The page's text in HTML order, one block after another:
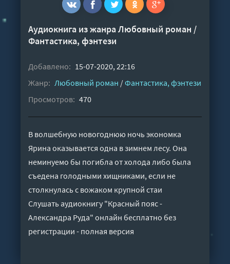
Аудиокнига из жанраЛюбовный роман /
Фантастика, фэнтези
Добавлено: 15-07-2020, 22:16
Жанр: Любовный роман /Фантастика, фэнтези
Просмотров: 470
В волшебную новогоднюю ночь экономка
Ярина оказывается одна в зимнем лесу. Она
неминуемо бы погибла от холода либо была
съедена голодными хищниками, если не
столкнулась с вожаком крупной стаи
Слушать аудиокнигу "Красный пояс -
Александра Руда" онлайн бесплатно без
регистрации - полная версия